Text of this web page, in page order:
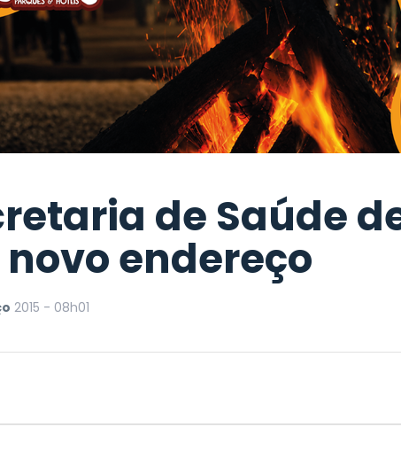
de Saúde
endereço
2015 - 08h01